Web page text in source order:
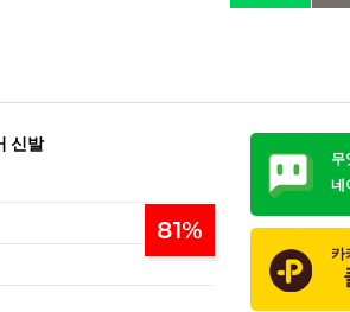
신발
81%
무
네
카